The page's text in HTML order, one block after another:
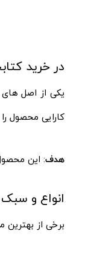
در خرید
یکی از اصل
کارایی محصول
هدف: این
انواع و
برخی از بهترین